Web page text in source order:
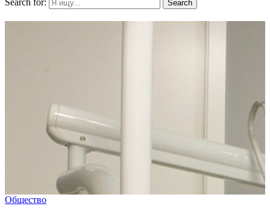
Search for: Search
Общество